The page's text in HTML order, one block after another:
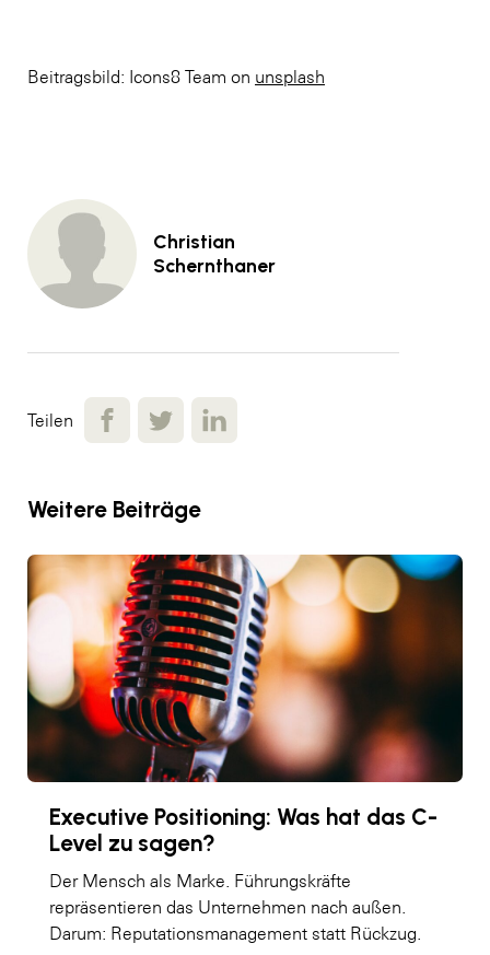
Beitragsbild: Icons8 Team on unsplash
Christian
Schernthaner
Teilen
Weitere Beiträge
Executive Positioning: Was hat das C-
Level zu sagen?
Der Mensch als Marke. Führungskräfte
repräsentieren das Unternehmen nach außen.
Darum: Reputationsmanagement statt Rückzug.